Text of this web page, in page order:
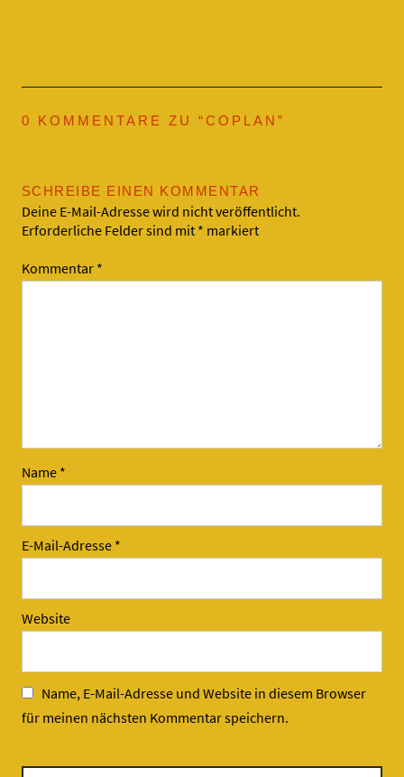
0 KOMMENTARE ZU “COPLAN ”
SCHREIBE EINEN KOMMENTAR
Deine E-Mail-Adresse wird nicht veröffentlicht.
Erforderliche Felder sind mit * markiert
Kommentar *
Name *
E-Mail-Adresse *
Website
Name, E-Mail-Adresse und Website in diesem Browser
für meinen nächsten Kommentar speichern.